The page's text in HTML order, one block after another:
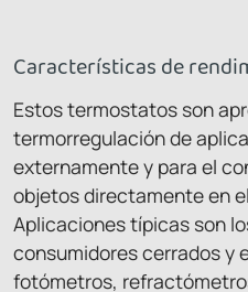
Características de
Estos termostatos son
termorregulación de
externamente y para el
objetos directamente en
Aplicaciones típicas son
consumidores cerrados y
fotómetros,